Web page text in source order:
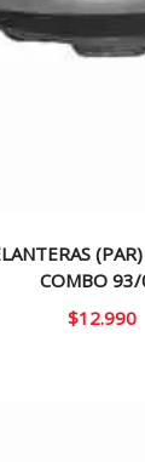
COMBO
$12.990